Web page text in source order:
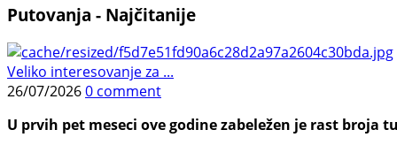
Putovanja - Najčitanije
Veliko interesovanje za ...
26/07/20260 comment
U prvih pet meseci ove godine zabeležen je rast